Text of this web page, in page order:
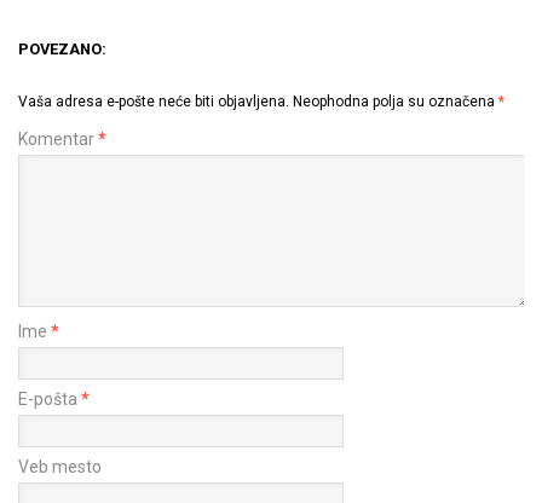
POVEZANO:
Vaša adresa e-pošte neće biti objavljena. Neophodna polja su označena *
Komentar*
Ime *
E-pošta *
Veb mesto